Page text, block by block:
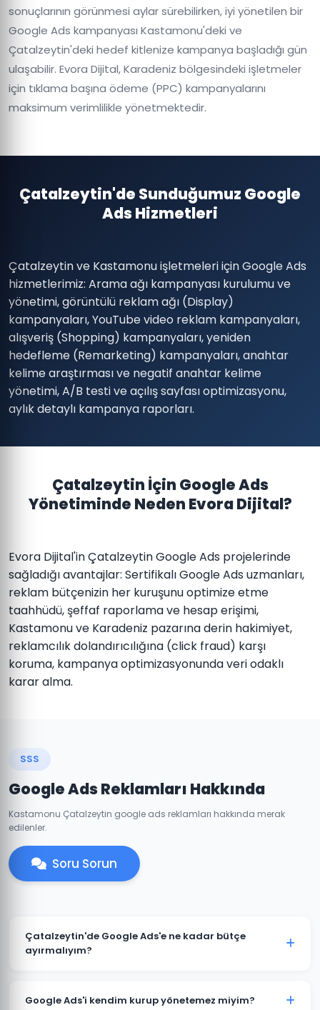
sonuçlarının görünmesi aylar sürebilirken, iyi yönetilen bir
Google Ads kampanyası Kastamonu'deki ve
Çatalzeytin'deki hedef kitlenize kampanya başladığı gün
ulaşabilir. Evora Dijital, Karadeniz bölgesindeki işletmeler
için tıklama başına ödeme (PPC) kampanyalarını
maksimum verimlilikle yönetmektedir.
Çatalzeytin'de Sunduğumuz Google
Ads Hizmetleri
Çatalzeytin ve Kastamonu işletmeleri için Google Ads
hizmetlerimiz: Arama ağı kampanyası kurulumu ve
yönetimi, görüntülü reklam ağı (Display)
kampanyaları, YouTube video reklam kampanyaları,
alışveriş (Shopping) kampanyaları, yeniden
hedefleme (Remarketing) kampanyaları, anahtar
kelime araştırması ve negatif anahtar kelime
yönetimi, A/B testi ve açılış sayfası optimizasyonu,
aylık detaylı kampanya raporları.
Çatalzeytin İçin Google Ads
Yönetiminde Neden Evora Dijital?
Evora Dijital'in Çatalzeytin Google Ads projelerinde
sağladığı avantajlar: Sertifikalı Google Ads uzmanları,
reklam bütçenizin her kuruşunu optimize etme
taahhüdü, şeffaf raporlama ve hesap erişimi,
Kastamonu ve Karadeniz pazarına derin hakimiyet,
reklamcılık dolandırıcılığına (click fraud) karşı
koruma, kampanya optimizasyonunda veri odaklı
karar alma.
SSS
Google Ads Reklamları Hakkında
Kastamonu Çatalzeytin google ads reklamları hakkında merak
edilenler.
Soru Sorun
Çatalzeytin'de Google Ads'e ne kadar bütçe
ayırmalıyım?
1.500 TL ile başlanabilir. Ancak anlamlı sonuçlar için
Google Ads'i kendim kurup yönetemez miyim?